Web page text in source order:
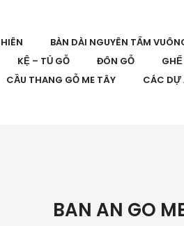
BÀN DÀI NGUYÊN TẤM
KỆ – TỦ GỖ ĐÔN GỖ GHẾ
CẦU THANG GỖ ME TÂY CÁC DỰ
BAN AN GO